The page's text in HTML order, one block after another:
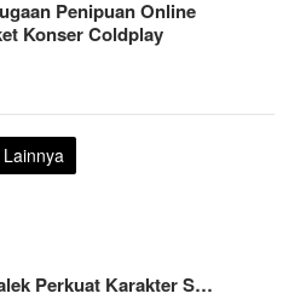
Penipuan Online
Konser Coldplay
Perkuat Karakter S…